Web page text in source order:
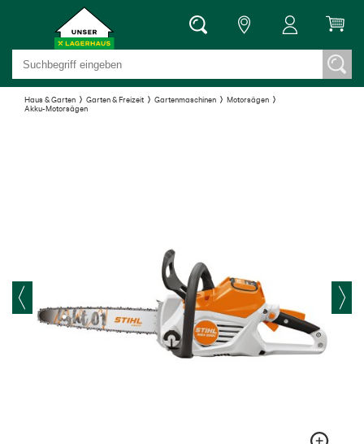
Haus & Garten Garten & Freizeit Gartenmaschinen
Motorsägen
Akku-Motorsägen